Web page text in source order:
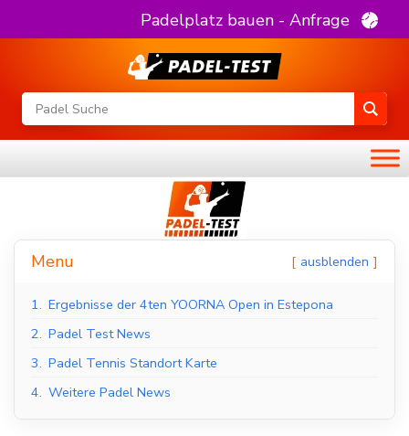
Padelplatz bauen - Anfrage
Menu ausblenden
1. Ergebnisse der 4ten YOORNA Open in Estepona
2. Padel Test News
3. Padel Tennis Standort Karte
4. Weitere Padel News